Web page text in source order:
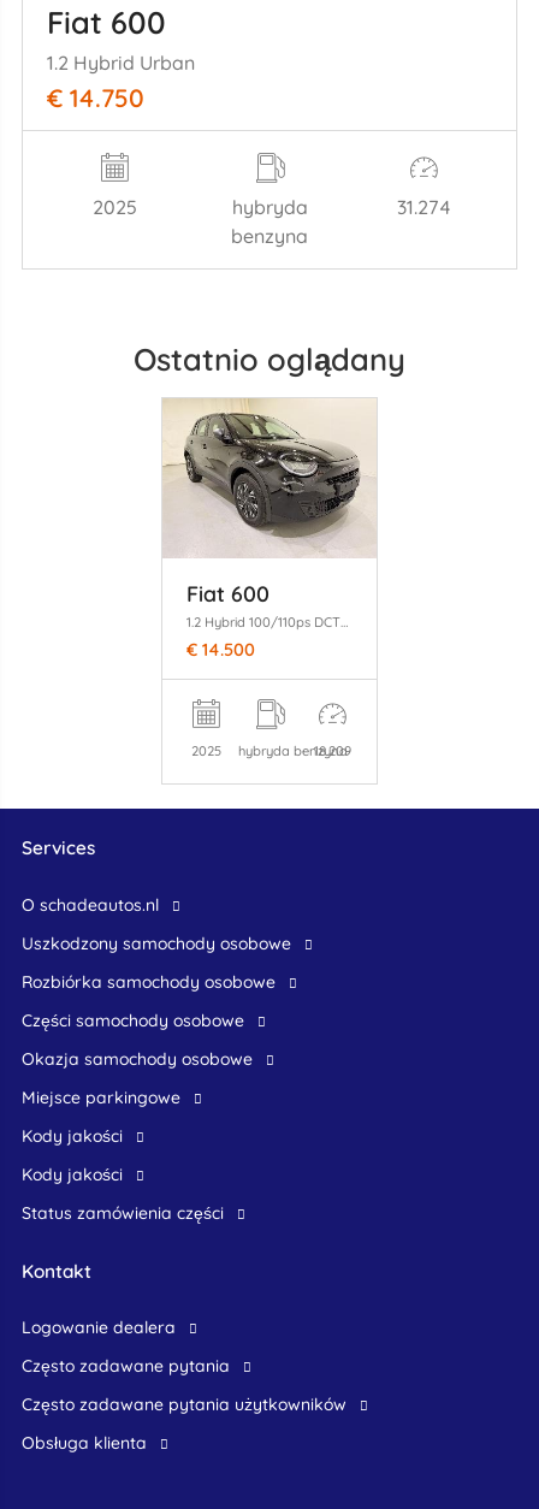
Fiat 600
1.2 Hybrid Urban
€ 14.750
2025
hybryda
benzyna
31.274
Ostatnio oglądany
Fiat 600
€ 14.500
2025 hybryda benzyna
18.209
Services
O schadeautos.nl
uszkodzony samochody osobowe
rozbiórka samochody osobowe
części samochody osobowe
okazja samochody osobowe
Miejsce parkingowe
Kody jakości
Kody jakości
Status zamówienia części
Kontakt
logowanie dealera
Często zadawane pytania
często zadawane pytania użytkowników
obsługa klienta